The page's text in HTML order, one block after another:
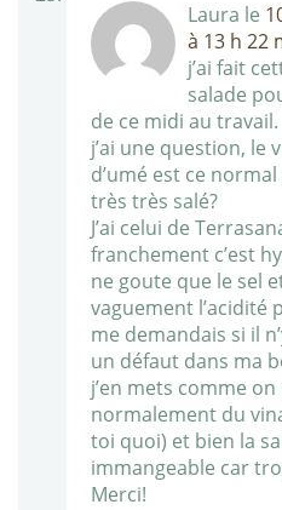
Laura le
à 13 h 22
j’ai fait
salade
de ce midi au travail.
j’ai une question, le
d’umé est ce
très très salé?
J’ai celui de
franchement c’est
ne goute que le sel
vaguement l’acidité
me demandais si il
un défaut dans ma
j’en mets comme
normalement du
toi quoi) et bien la
immangeable car
Merci!